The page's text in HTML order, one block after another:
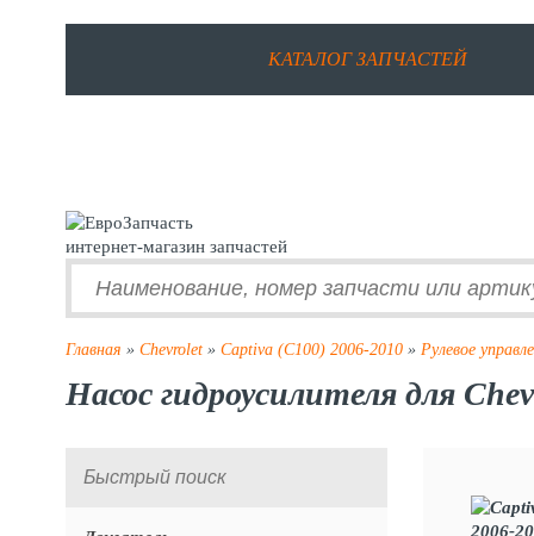
КАТАЛОГ ЗАПЧАСТЕЙ
интернет-магазин запчастей
Главная » Chevrolet » Captiva (C100) 2006-2010 » Рулевое
Насос гидроусилителя для